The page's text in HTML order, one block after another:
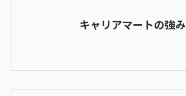
キャリアマートの強み